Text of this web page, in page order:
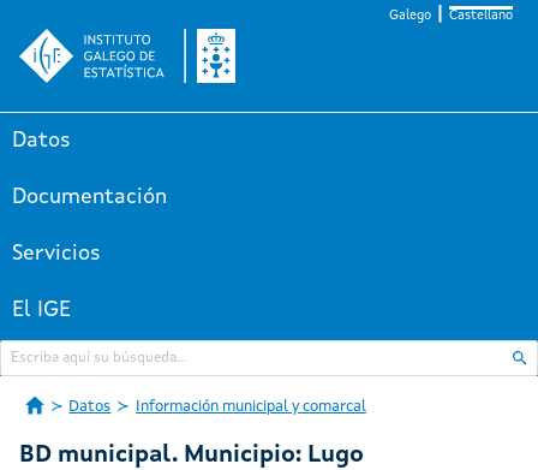
Galego Castellano
Datos
Documentación
Servicios
El IGE
Datos Información municipal y comarcal
BD municipal. Municipio: Lugo